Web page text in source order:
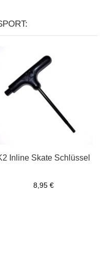
Inline Skate Schlüssel
8,95 €